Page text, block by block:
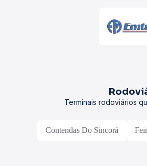
Terminais rodoviários
Contendas Do Sincorá